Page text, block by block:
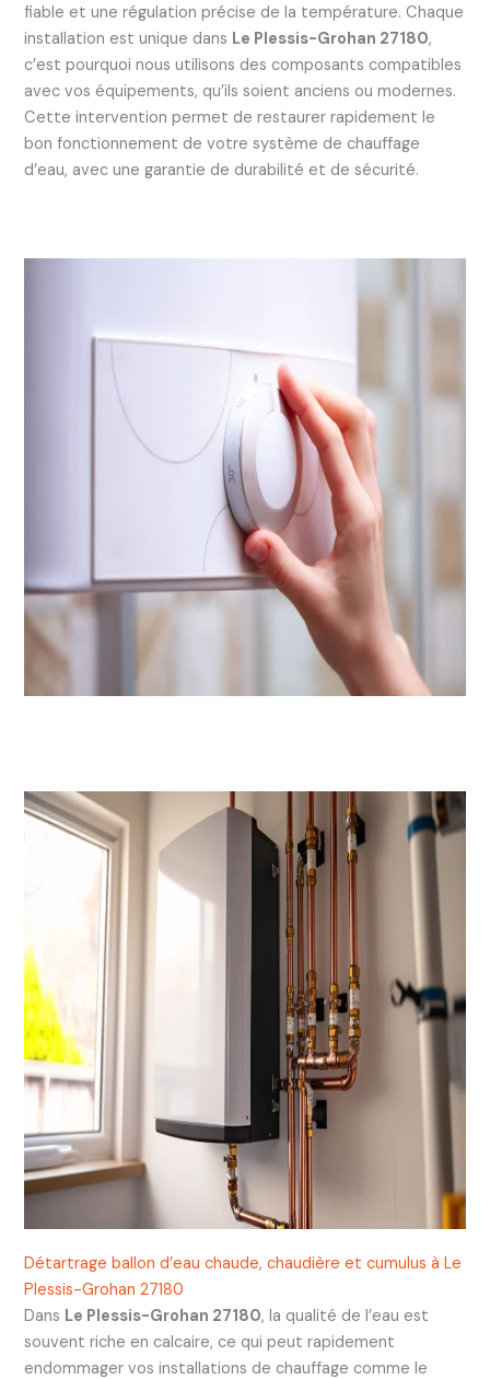
fiable et une régulation précise de la température. Chaque
installation est unique dans Le Plessis-Grohan 27180,
c’est pourquoi nous utilisons des composants compatibles
avec vos équipements, qu’ils soient anciens ou modernes.
Cette intervention permet de restaurer rapidement le
bon fonctionnement de votre système de chauffage
d’eau, avec une garantie de durabilité et de sécurité.
Détartrage ballon d’eau chaude, chaudière et cumulus à Le
Plessis-Grohan 27180
Dans Le Plessis-Grohan 27180, la qualité de l’eau est
souvent riche en calcaire, ce qui peut rapidement
endommager vos installations de chauffage comme le